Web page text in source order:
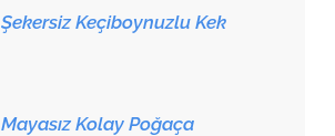
Şekersiz Keçiboynuzlu Kek
Mayasız Kolay Poğaça